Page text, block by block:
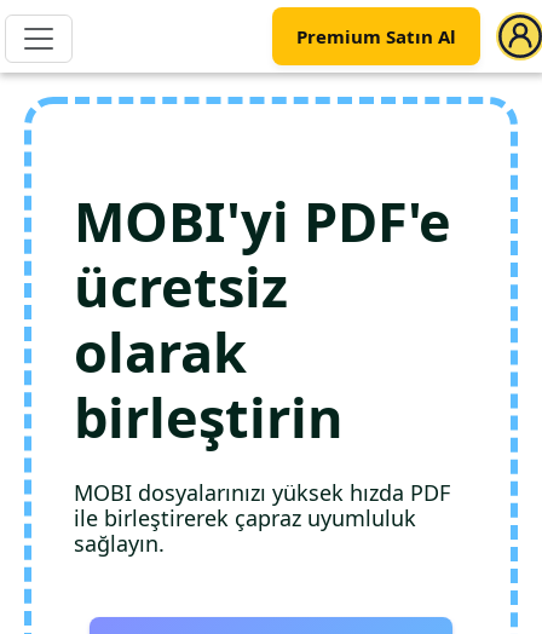
Premium Satın Al
MOBI'yi PDF'e
ücretsiz
olarak
birleştirin
MOBI dosyalarınızı yüksek hızda PDF
ile birleştirerek çapraz uyumluluk
sağlayın.